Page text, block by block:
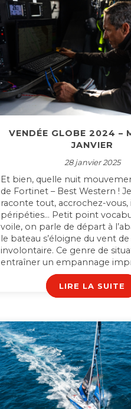
VENDÉE GLOBE 2024 –
JANVIER
28 janvier 2025
Et bien, quelle nuit
de Fortinet – Best Western !
raconte tout, accrochez-vous,
péripéties… Petit point
voile, on parle de départ à
le bateau s’éloigne du vent
involontaire. Ce genre de
entraîner un empannage
LIRE LA SUITE